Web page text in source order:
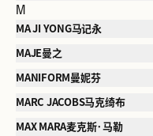
M
MA JI YONG马记永
MAJE曼之
MANIFORM曼妮芬
MARC JACOBS马克绮布
MAX MARA麦克斯·马勒